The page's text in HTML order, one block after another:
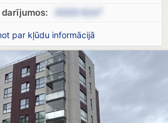
darījumos: XXXX €/m²
par kļūdu informācijā